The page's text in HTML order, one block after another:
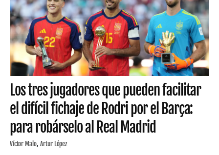
Los tres jugadores que pueden facilitar
el difícil fichaje de Rodri por el Barça:
para robárselo al Real Madrid
Víctor Malo Artur López